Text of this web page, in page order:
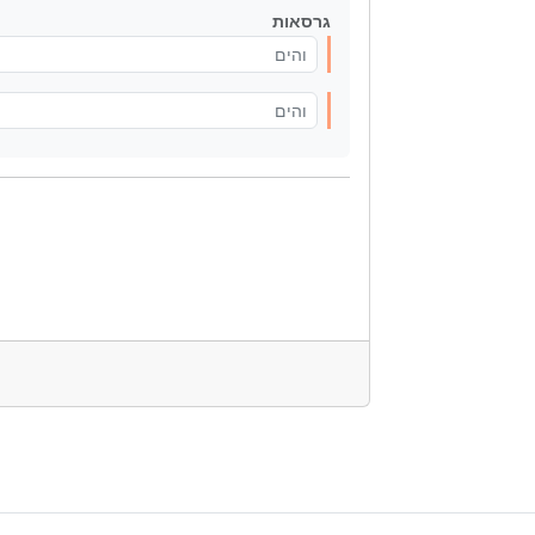
גרסאות
והים
והים